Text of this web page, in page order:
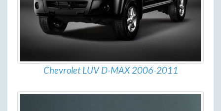
Chevrolet LUV D-MAX 2006-2011